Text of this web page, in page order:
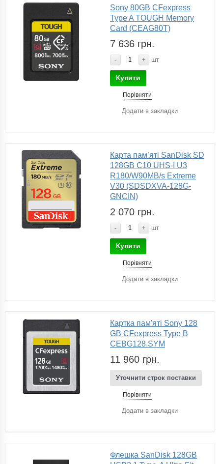
Sony 80GB CFexpress
Type A TOUGH Memory
Card (CEAG80T)
7 636 грн.
- + шт
Купити
Порівняти
Додати в закладки
Карта пам’яті SanDisk SD
128GB C10 UHS-I U3
R180/W90MB/s Extreme
V30 (SDSDXVA-128G-
GNCIN)
2 070 грн.
- + шт
Купити
Порівняти
Додати в закладки
Картка пам'яті Sony 128
GB CFexpress Type B
CEBG128.SYM
11 960 грн.
Уточнити строк поставки
Порівняти
Додати в закладки
Флешка SanDisk 128GB